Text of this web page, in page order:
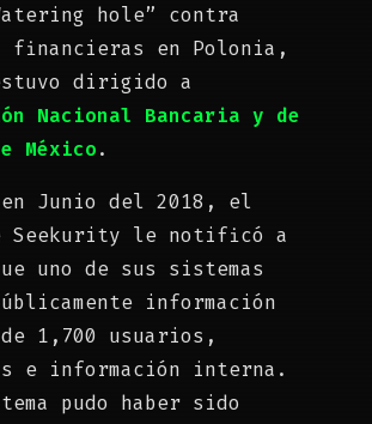
hole” contra
financieras en Polonia,
dirigido a
Nacional Bancaria y de
México.
en Junio del 2018, el
Seekurity le notificó a
uno de sus sistemas
información
1,700 usuarios,
e información interna.
pudo haber sido